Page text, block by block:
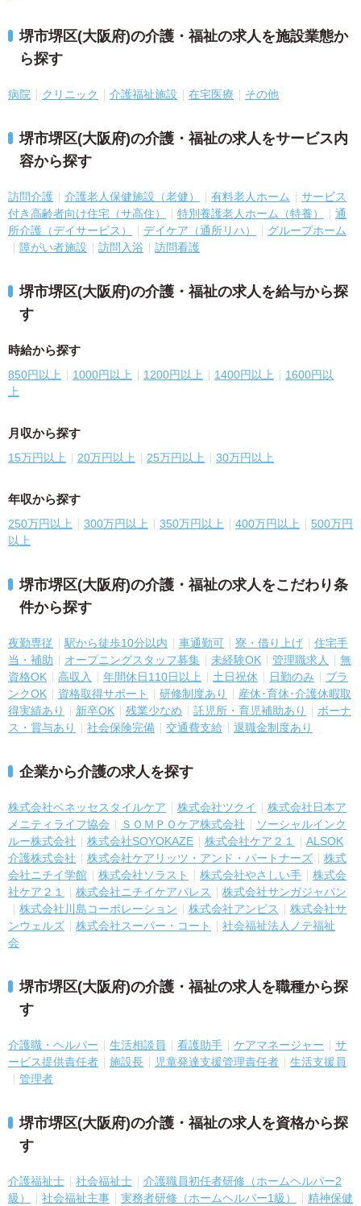
堺市堺区(大阪府)の介護・福祉の求人を施設業態か
ら探す
病院 クリニック 介護福祉施設 在宅医療 その他
堺市堺区(大阪府)の介護・福祉の求人をサービス内
容から探す
訪問介護 介護老人保健施設（老健） 有料老人ホーム
サービス
付き高齢者向け住宅（サ高住）
特別養護老人ホーム（特養）
通
所介護（デイサービス）
デイケア（通所リハ）
グループホーム
障がい者施設
訪問入浴 訪問看護
堺市堺区(大阪府)の介護・福祉の求人を給与から探
す
時給から探す
850円以上 1000円以上 1200円以上 1400円以上
1600円以
上
月収から探す
15万円以上 20万円以上 25万円以上 30万円以上
年収から探す
250万円以上 300万円以上 350万円以上 400万円以上
500万円
以上
堺市堺区(大阪府)の介護・福祉の求人をこだわり条
件から探す
夜勤専従 駅から徒歩10分以内 車通勤可 寮・借り上げ
住宅手
当・補助
オープニングスタッフ募集 未経験OK 管理職求人
無
資格OK
高収入 年間休日110日以上 土日祝休 日勤のみ
ブラ
ンクOK
資格取得サポート 研修制度あり
産休･育休･介護休暇取
得実績あり
新卒OK 残業少なめ 託児所・育児補助あり
ボーナ
ス・賞与あり
社会保険完備 交通費支給 退職金制度あり
企業から介護の求人を探す
株式会社ベネッセスタイルケア 株式会社ツクイ
株式会社日本ア
メニティライフ協会
ＳＯＭＰＯケア株式会社
ソーシャルインク
ルー株式会社
株式会社SOYOKAZE 株式会社ケア２１
ALSOK
介護株式会社
株式会社ケアリッツ・アンド・パートナーズ
株式
会社ニチイ学館
株式会社ソラスト 株式会社やさしい手
株式会
社ケア２１
株式会社ニチイケアパレス
株式会社サンガジャパン
株式会社川島コーポレーション
株式会社アンビス
株式会社サ
ンウェルズ
株式会社スーパー・コート
社会福祉法人ノテ福祉
会
堺市堺区(大阪府)の介護・福祉の求人を職種から探
す
介護職・ヘルパー 生活相談員 看護助手 ケアマネージャー
サ
ービス提供責任者
施設長 児童発達支援管理責任者
生活支援員
管理者
堺市堺区(大阪府)の介護・福祉の求人を資格から探
す
介護福祉士 社会福祉士
介護職員初任者研修（ホームヘルパー2
級）
社会福祉主事 実務者研修（ホームヘルパー1級）
精神保健